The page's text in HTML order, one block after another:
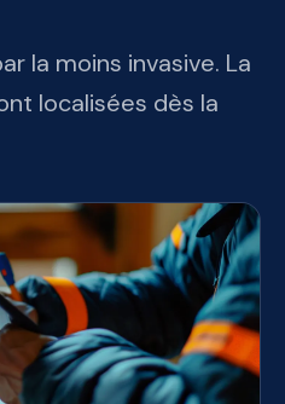
la moins invasive. La
localisées dès la